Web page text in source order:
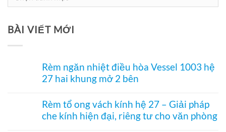
Mục
Tư
BÀI VIẾT MỚI
Rèm ngăn nhiệt điều hòa Vessel 1003 hệ
27 hai khung mở 2 bên
có
bình
luận
Rèm tổ ong vách kính hệ 27 – Giải pháp
che kính hiện đại, riêng tư cho văn phòng